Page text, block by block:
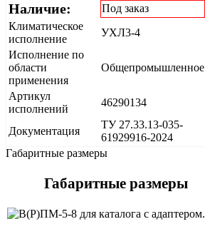
Наличие: Под заказ
Климатическое
исполнение
УХЛ3-4
Исполнение по
области
применения
Общепромышленное
Артикул
исполнений
46290134
Документация
ТУ 27.33.13-035-
61929916-2024
Габаритные размеры
Габаритные размеры